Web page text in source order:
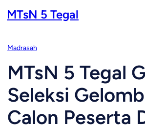
toMTsN 5 Tegal
Madrasah
MTsN 5 Tegal
Seleksi
Calon Peserta